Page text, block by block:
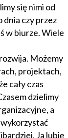
się nimi od
dnia czy przez
w biurze. Wiele
rozwija. Możemy
projektach,
cały czas
dzielimy
a
Ja lubię